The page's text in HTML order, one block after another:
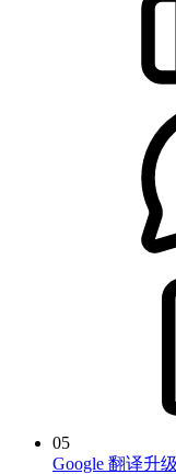
05
Google 翻译升